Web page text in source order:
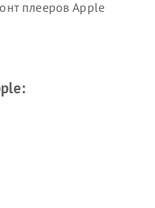
плееров Apple